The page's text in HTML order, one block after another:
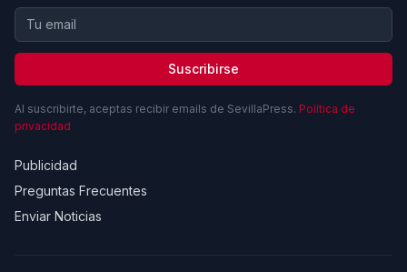
Suscribirse
Al suscribirte, aceptas recibir emails de SevillaPress. Política de
privacidad
Publicidad
Preguntas Frecuentes
Enviar Noticias